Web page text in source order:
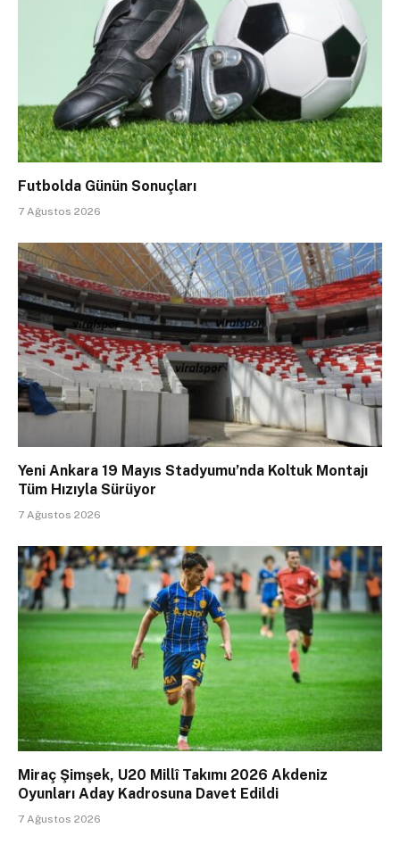
Futbolda Günün Sonuçları
7 Ağustos 2026
Yeni Ankara 19 Mayıs Stadyumu’nda Koltuk Montajı
Tüm Hızıyla Sürüyor
7 Ağustos 2026
Miraç Şimşek, U20 Millî Takımı 2026 Akdeniz
Oyunları Aday Kadrosuna Davet Edildi
7 Ağustos 2026